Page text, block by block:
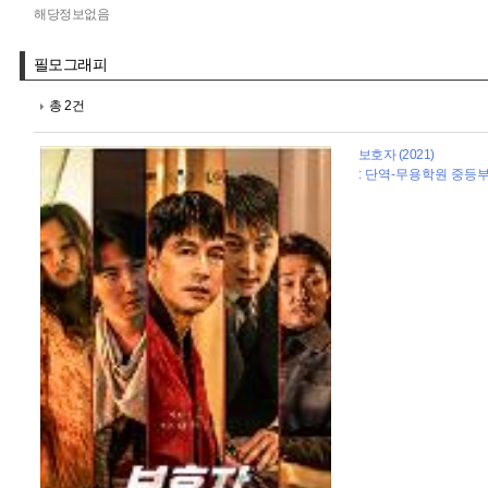
해당정보없음
필모그래피
총 2건
보호자 (2021)
: 단역-무용학원 중등